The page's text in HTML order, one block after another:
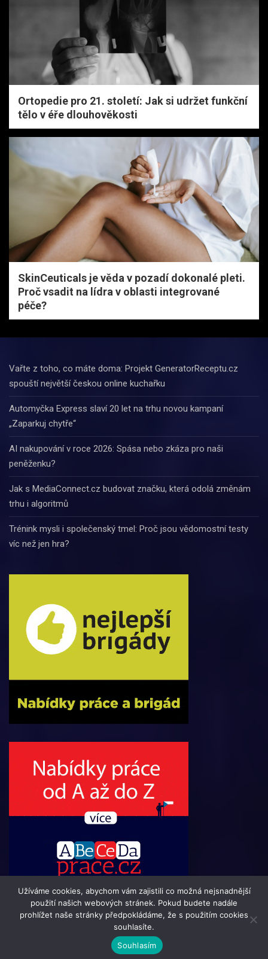
Ortopedie pro 21. století: Jak si udržet funkční
tělo v éře dlouhověkosti
SkinCeuticals je věda v pozadí dokonalé pleti.
Proč vsadit na lídra v oblasti integrované
péče?
Vařte z toho, co máte doma: Projekt GeneratorReceptu.cz
spouští největší českou online kuchařku
Automyčka Express slaví 20 let na trhu novou kampaní
„Zaparkuj chytře“
AI nakupování v roce 2026: Spása nebo zkáza pro naši
peněženku?
Jak s MediaConnect.cz budovat značku, která odolá změnám
trhu i algoritmů
Trénink mysli i společenský tmel: Proč jsou vědomostní testy
víc než jen hra?
© 2016 - 2024 Informacni-Buletin.cz | člen skupiny 123jobs
Media | Všechna práva vyhrazena | Theme by
Užíváme cookies, abychom vám zajistili co možná nejsnadnější
použití našich webových stránek. Pokud budete nadále
prohlížet naše stránky předpokládáme, že s použitím cookies
souhlasíte.
Souhlasím